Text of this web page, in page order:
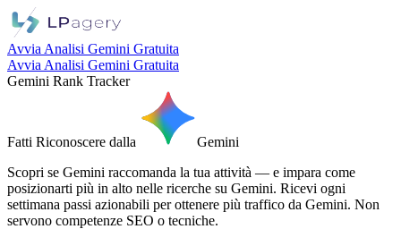
Avvia Analisi Gemini Gratuita
Avvia Analisi Gemini Gratuita
Gemini Rank Tracker
Fatti Riconoscere dalla
Gemini
Scopri se Gemini raccomanda la tua attività — e impara come
posizionarti più in alto nelle ricerche su Gemini. Ricevi ogni
settimana passi azionabili per ottenere più traffico da Gemini. Non
servono competenze SEO o tecniche.